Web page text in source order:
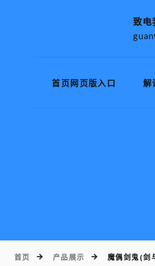
致电
首页网页版入口 解
首页 产品展示 魔偶剑鬼(剑